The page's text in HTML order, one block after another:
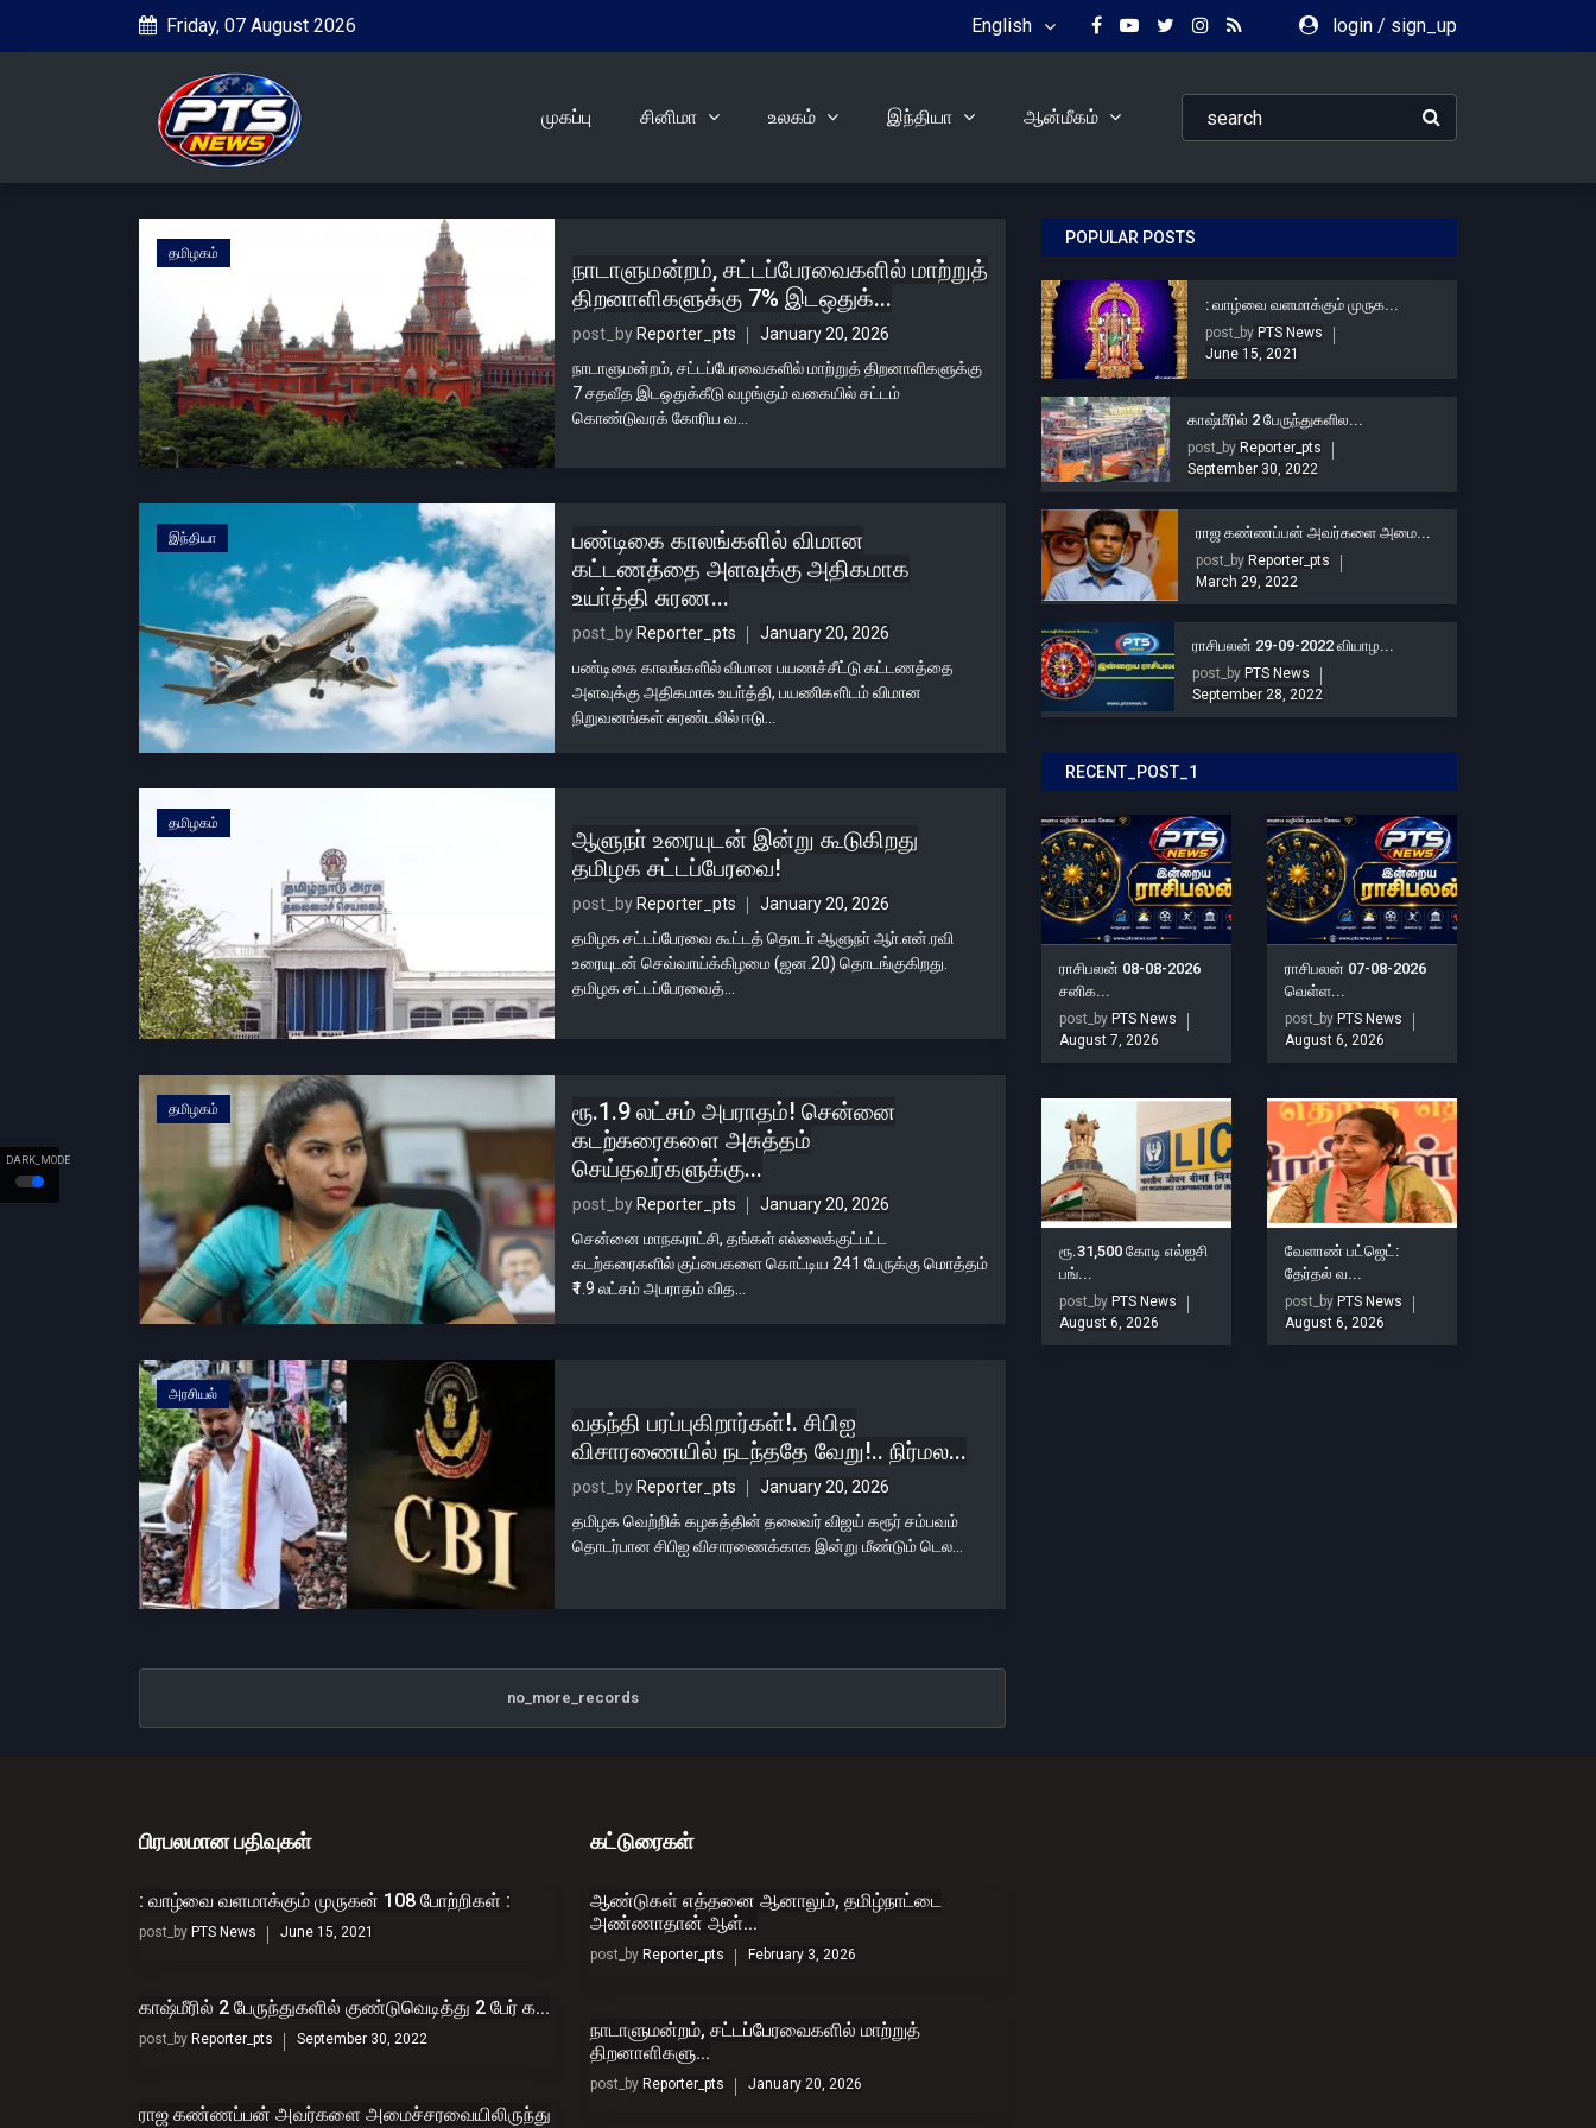
DARK_MODE
Friday, 07 August 2026 English login / sign_up
முகப்பு சினிமா உலகம் இந்தியா ஆன்மீகம்
தமிழகம்
நாடாளுமன்றம், சட்டப்பேரவைகளில் மாற்றுத்
திறனாளிகளுக்கு 7% இடஒதுக்...
post_by Reporter_pts
January 20, 2026
நாடாளுமன்றம், சட்டப்பேரவைகளில் மாற்றுத் திறனாளிகளுக்கு
7 சதவீத இடஒதுக்கீடு வழங்கும் வகையில் சட்டம்
கொண்டுவரக் கோரிய வ...
இந்தியா
பண்டிகை காலங்களில் விமான
கட்டணத்தை அளவுக்கு அதிகமாக
உயா்த்தி சுரண...
post_by Reporter_pts
January 20, 2026
பண்டிகை காலங்களில் விமான பயணச்சீட்டு கட்டணத்தை
அளவுக்கு அதிகமாக உயா்த்தி, பயணிகளிடம் விமான
நிறுவனங்கள் சுரண்டலில் ஈடு...
தமிழகம்
ஆளுநா் உரையுடன் இன்று கூடுகிறது
தமிழக சட்டப்பேரவை!
post_by Reporter_pts
January 20, 2026
தமிழக சட்டப்பேரவை கூட்டத் தொடா் ஆளுநா் ஆா்.என்.ரவி
உரையுடன் செவ்வாய்க்கிழமை (ஜன.20) தொடங்குகிறது.
தமிழக சட்டப்பேரவைத்...
தமிழகம்
ரூ.1.9 லட்சம் அபராதம்! சென்னை
கடற்கரைகளை அசுத்தம்
செய்தவர்களுக்கு...
post_by Reporter_pts
January 20, 2026
சென்னை மாநகராட்சி, தங்கள் எல்லைக்குட்பட்ட
கடற்கரைகளில் குப்பைகளை கொட்டிய 241 பேருக்கு மொத்தம்
₹1.9 லட்சம் அபராதம் வித...
அரசியல்
வதந்தி பரப்புகிறார்கள்!. சிபிஐ
விசாரணையில் நடந்ததே வேறு!.. நிர்மல...
post_by Reporter_pts
January 20, 2026
தமிழக வெற்றிக் கழகத்தின் தலைவர் விஜய் கரூர் சம்பவம்
தொடர்பான சிபிஐ விசாரணைக்காக இன்று மீண்டும் டெல...
no_more_records
POPULAR POSTS
: வாழ்வை வளமாக்கும் முருக...
post_byPTS News
June 15, 2021
காஷ்மீரில் 2 பேருந்துகளில...
post_byReporter_pts
September 30, 2022
ராஜ கண்ணப்பன் அவர்களை அமை...
post_by Reporter_pts
March 29, 2022
ராசிபலன் 29-09-2022 வியாழ...
post_byPTS News
September 28, 2022
RECENT_POST_1
ராசிபலன் 08-08-2026
சனிக...
post_by PTS News
August 7, 2026
ராசிபலன் 07-08-2026
வெள்ள...
post_by PTS News
August 6, 2026
ரூ.31,500 கோடி எல்ஐசி
பங்...
post_by PTS News
August 6, 2026
வேளாண் பட்ஜெட்:
தேர்தல் வ...
post_by PTS News
August 6, 2026
பிரபலமான பதிவுகள்
: வாழ்வை வளமாக்கும் முருகன் 108 போற்றிகள் :
post_by PTS News June 15, 2021
காஷ்மீரில் 2 பேருந்துகளில் குண்டுவெடித்து 2 பேர் க...
post_by Reporter_pts September 30, 2022
ராஜ கண்ணப்பன் அவர்களை அமைச்சரவையிலிருந்து
கட்டுரைகள்
ஆண்டுகள் எத்தனை ஆனாலும், தமிழ்நாட்டை
அண்ணாதான் ஆள்...
post_by Reporter_pts February 3, 2026
நாடாளுமன்றம், சட்டப்பேரவைகளில் மாற்றுத்
திறனாளிகளு...
post_by Reporter_pts January 20, 2026